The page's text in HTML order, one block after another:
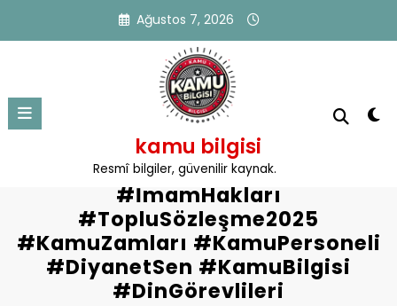
Ağustos 7, 2026
kamu bilgisi
Resmî bilgiler, güvenilir kaynak.
Etiket: #DiyanetTalepleri
#İmamHakları
#TopluSözleşme2025
#KamuZamları #KamuPersoneli
#DiyanetSen #KamuBilgisi
#DinGörevlileri